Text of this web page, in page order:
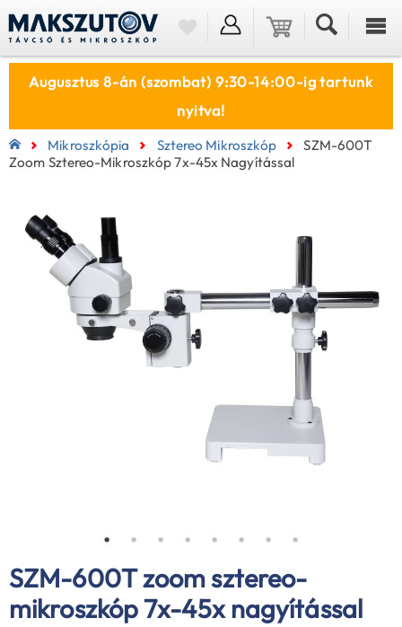
Augusztus 8-án (szombat) 9:30-14:00-ig tartunk
nyitva!
Mikroszkópia Sztereo Mikroszkóp
SZM-600T
Zoom Sztereo-Mikroszkóp 7x-45x Nagyítással
SZM-600T zoom sztereo-
mikroszkóp 7x-45x nagyítással